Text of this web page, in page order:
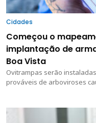
Cidades
Começou o
implantação de
Boa Vista
Ovitrampas serão
prováveis de arboviroses